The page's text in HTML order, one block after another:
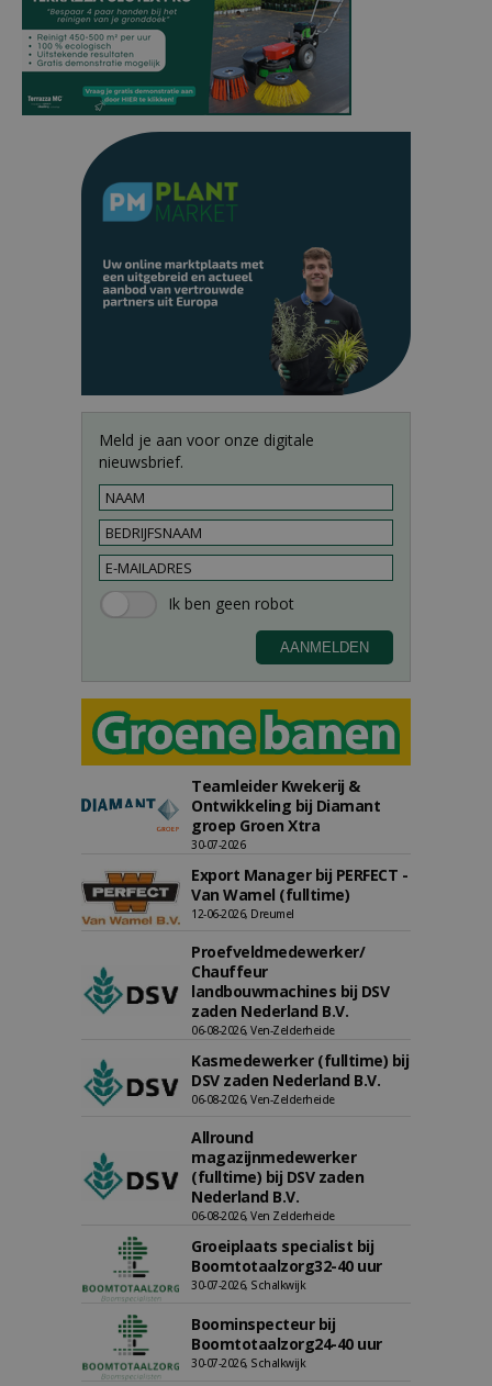
Meld je aan voor onze digitale
nieuwsbrief.
Teamleider Kwekerij &
Ontwikkeling bij Diamant
groep Groen Xtra
30-07-2026
Export Manager bij PERFECT -
Van Wamel (fulltime)
12-06-2026, Dreumel
Proefveldmedewerker/
Chauffeur
landbouwmachines bij DSV
zaden Nederland B.V.
06-08-2026, Ven-Zelderheide
Kasmedewerker (fulltime) bij
DSV zaden Nederland B.V.
06-08-2026, Ven-Zelderheide
Allround
magazijnmedewerker
(fulltime) bij DSV zaden
Nederland B.V.
06-08-2026, Ven Zelderheide
Groeiplaats specialist bij
Boomtotaalzorg32-40 uur
30-07-2026, Schalkwijk
Boominspecteur bij
Boomtotaalzorg24-40 uur
30-07-2026, Schalkwijk